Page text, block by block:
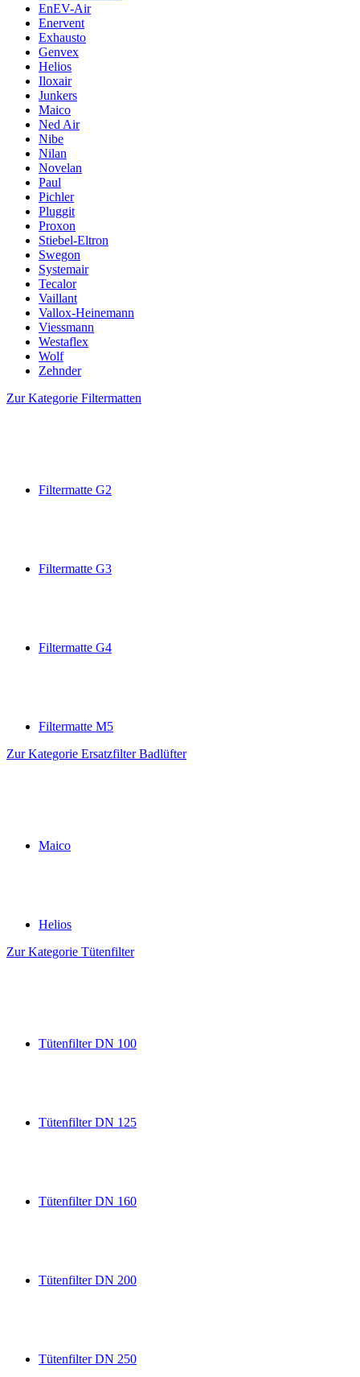
EnEV-Air
Enervent
Exhausto
Genvex
Helios
Iloxair
Junkers
Maico
Ned Air
Nibe
Nilan
Novelan
Paul
Pichler
Pluggit
Proxon
Stiebel-Eltron
Swegon
Systemair
Tecalor
Vaillant
Vallox-Heinemann
Viessmann
Westaflex
Wolf
Zehnder
Zur Kategorie Filtermatten
Filtermatte G2
Filtermatte G3
Filtermatte G4
Filtermatte M5
Zur Kategorie Ersatzfilter Badlüfter
Maico
Helios
Zur Kategorie Tütenfilter
Tütenfilter DN 100
Tütenfilter DN 125
Tütenfilter DN 160
Tütenfilter DN 200
Tütenfilter DN 250